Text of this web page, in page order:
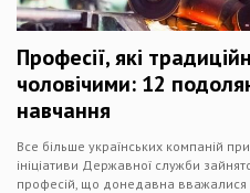
Професії, які
чоловічими: 12
навчання
Все більше українських компаній
ініціативи Державної служби
професій, що донедавна вважалися